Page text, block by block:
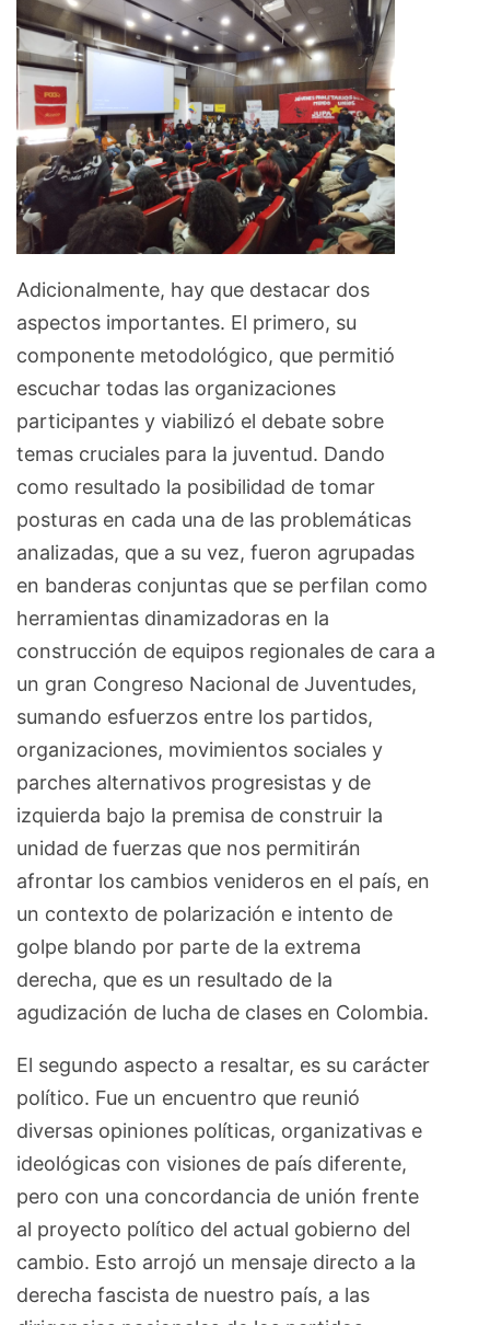
Adicionalmente, hay que destacar dos
aspectos importantes. El primero, su
componente metodológico, que permitió
escuchar todas las organizaciones
participantes y viabilizó el debate sobre
temas cruciales para la juventud. Dando
como resultado la posibilidad de tomar
posturas en cada una de las problemáticas
analizadas, que a su vez, fueron agrupadas
en banderas conjuntas que se perfilan como
herramientas dinamizadoras en la
construcción de equipos regionales de cara a
un gran Congreso Nacional de Juventudes,
sumando esfuerzos entre los partidos,
organizaciones, movimientos sociales y
parches alternativos progresistas y de
izquierda bajo la premisa de construir la
unidad de fuerzas que nos permitirán
afrontar los cambios venideros en el país, en
un contexto de polarización e intento de
golpe blando por parte de la extrema
derecha, que es un resultado de la
agudización de lucha de clases en Colombia.
El segundo aspecto a resaltar, es su carácter
político. Fue un encuentro que reunió
diversas opiniones políticas, organizativas e
ideológicas con visiones de país diferente,
pero con una concordancia de unión frente
al proyecto político del actual gobierno del
cambio. Esto arrojó un mensaje directo a la
derecha fascista de nuestro país, a las